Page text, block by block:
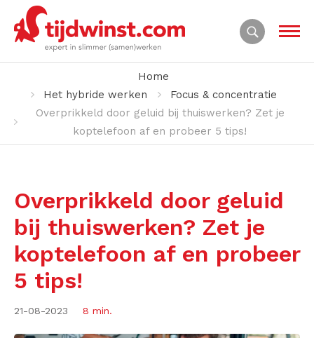
Home
Het hybride werken
Focus & concentratie
Overprikkeld door geluid bij thuiswerken? Zet je
koptelefoon af en probeer 5 tips!
Overprikkeld door geluid
bij thuiswerken? Zet je
koptelefoon af en probeer
5 tips!
21-08-2023 8 min.